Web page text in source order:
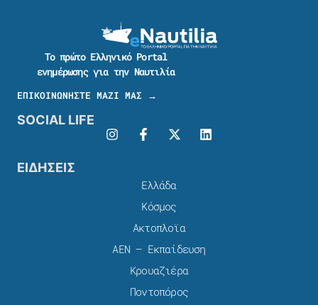
Το πρώτο Ελληνικό Portal
ενημέρωσης για την Ναυτιλία
ΕΠΙΚΟΙΝΩΝΗΣΤΕ ΜΑΖΙ ΜΑΣ →
SOCIAL LIFE
ΕΙΔΗΣΕΙΣ
Ελλάδα
Κόσμος
Ακτοπλοϊα
ΑΕΝ – Εκπαίδευση
Κρουαζιέρα
Ποντοπόρος